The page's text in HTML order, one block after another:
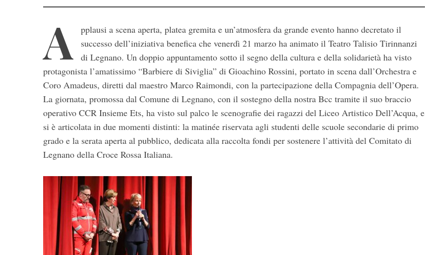
A
pplausi a scena aperta, platea gremita e un’atmosfera da grande evento hanno decretato il
successo dell’iniziativa benefica che venerdì 21 marzo ha animato il Teatro Talisio Tirinnanzi
di Legnano. Un doppio appuntamento sotto il segno della cultura e della solidarietà ha visto
protagonista l’amatissimo “Barbiere di Siviglia” di Gioachino Rossini, portato in scena dall’Orchestra e
Coro Amadeus, diretti dal maestro Marco Raimondi, con la partecipazione della Compagnia dell’Opera.
La giornata, promossa dal Comune di Legnano, con il sostegno della nostra Bcc tramite il suo braccio
operativo CCR Insieme Ets, ha visto sul palco le scenografie dei ragazzi del Liceo Artistico Dell’Acqua, e
si è articolata in due momenti distinti: la matinée riservata agli studenti delle scuole secondarie di primo
grado e la serata aperta al pubblico, dedicata alla raccolta fondi per sostenere l’attività del Comitato di
Legnano della Croce Rossa Italiana.
S
e
a
r
h
f
o